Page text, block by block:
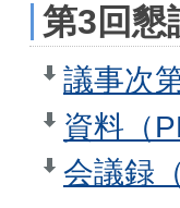
第3回懇
議事次
資料（
会議録